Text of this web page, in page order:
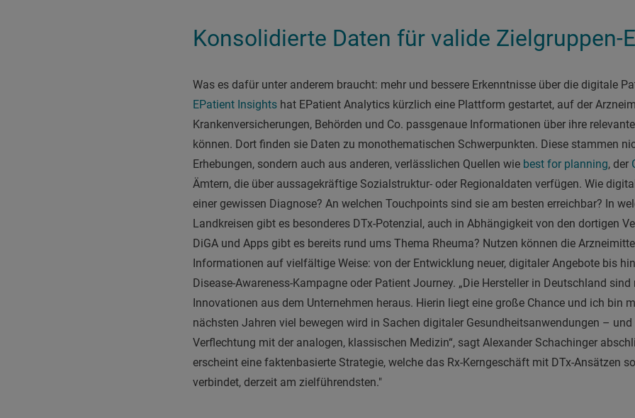
Konsolidierte Daten für valide Zielgruppen-
Was es dafür unter anderem braucht: mehr und bessere Erkenntnisse über die digitale
EPatient Insights hat EPatient Analytics kürzlich eine Plattform gestartet, auf der
Krankenversicherungen, Behörden und Co. passgenaue Informationen über ihre
können. Dort finden sie Daten zu monothematischen Schwerpunkten. Diese stammen
Erhebungen, sondern auch aus anderen, verlässlichen Quellen wie best for planning, der
Ämtern, die über aussagekräftige Sozialstruktur- oder Regionaldaten verfügen. Wie
einer gewissen Diagnose? An welchen Touchpoints sind sie am besten erreichbar? In
Landkreisen gibt es besonderes DTx-Potenzial, auch in Abhängigkeit von den dortigen
DiGA und Apps gibt es bereits rund ums Thema Rheuma? Nutzen können die
Informationen auf vielfältige Weise: von der Entwicklung neuer, digitaler Angebote bis
Disease-Awareness-Kampagne oder Patient Journey. „Die Hersteller in Deutschland
Innovationen aus dem Unternehmen heraus. Hierin liegt eine große Chance und ich bin
nächsten Jahren viel bewegen wird in Sachen digitaler Gesundheitsanwendungen –
Verflechtung mit der analogen, klassischen Medizin“, sagt Alexander Schachinger
erscheint eine faktenbasierte Strategie, welche das Rx-Kerngeschäft mit DTx-Ansätzen
verbindet, derzeit am zielführendsten."